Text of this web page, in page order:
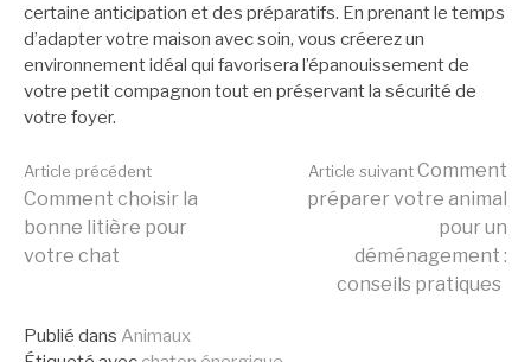
certaine anticipation et des préparatifs. En prenant le temps
d’adapter votre maison avec soin, vous créerez un
environnement idéal qui favorisera l’épanouissement de
votre petit compagnon tout en préservant la sécurité de
votre foyer.
Lire
la
suite
Article précédent
Comment choisir la
bonne litière pour
votre chat
Article suivantComment
préparer votre animal
pour un
déménagement :
conseils pratiques
Publié dans Animaux